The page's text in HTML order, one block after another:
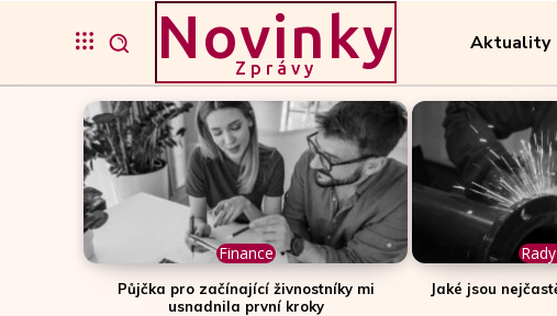
Novinky
Zprávy
Aktuality
Finance
Půjčka pro začínající živnostníky mi
usnadnila první kroky
Jaké jsou